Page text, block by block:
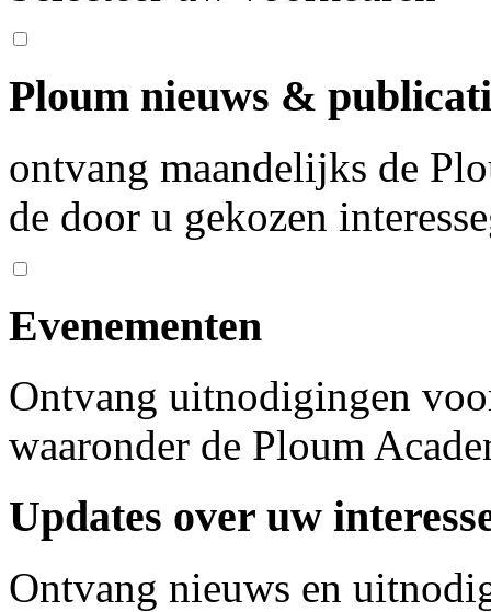
Ploum nieuws &
ontvang maandelijks de
de door u gekozen
Evenementen
Ontvang uitnodigingen
waaronder de Ploum
Updates over uw
Ontvang nieuws en